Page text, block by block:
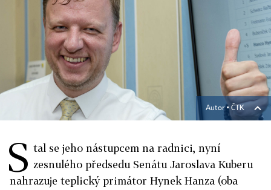
Autor ▪ ČTK
S tal se jeho nástupcem na radnici, nyní
zesnulého předsedu Senátu Jaroslava Kuberu
nahrazuje teplický primátor Hynek Hanza (oba